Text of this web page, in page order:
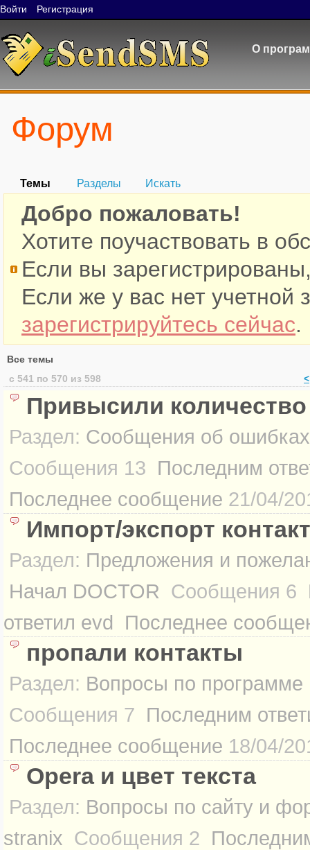
Войти Регистрация
О
Форум
Темы Разделы Искать
Добро пожаловать!
Хотите поучаствовать в
Если вы
Если же у вас нет учетной
зарегистрируйтесь сейчас.
Все темы
с 541 по 570 из 598
<
Привысили
Раздел: Сообщения об ошибках
Сообщения 13 Последним
Последнее сообщение 21/04/
Импорт/экспорт
Раздел: Предложения и
Начал DOCTOR Сообщения 6
ответил evd Последнее
пропали контакты
Раздел: Вопросы по программе
Сообщения 7 Последним
Последнее сообщение 18/04/
Opera и цвет текста
Раздел: Вопросы по сайту и
stranix Сообщения 2